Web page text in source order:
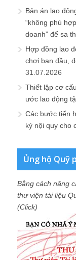
Bản án lao
“không phù
doanh” để sa
Hợp đồng lao
chơi ban đầu,
31.07.2026
Thiết lập cơ
ước lao động
Các bước tiến
ký nội quy cho
Ủng hộ Quỹ
Bằng cách nâng
thư viện tài liệu
(Click)